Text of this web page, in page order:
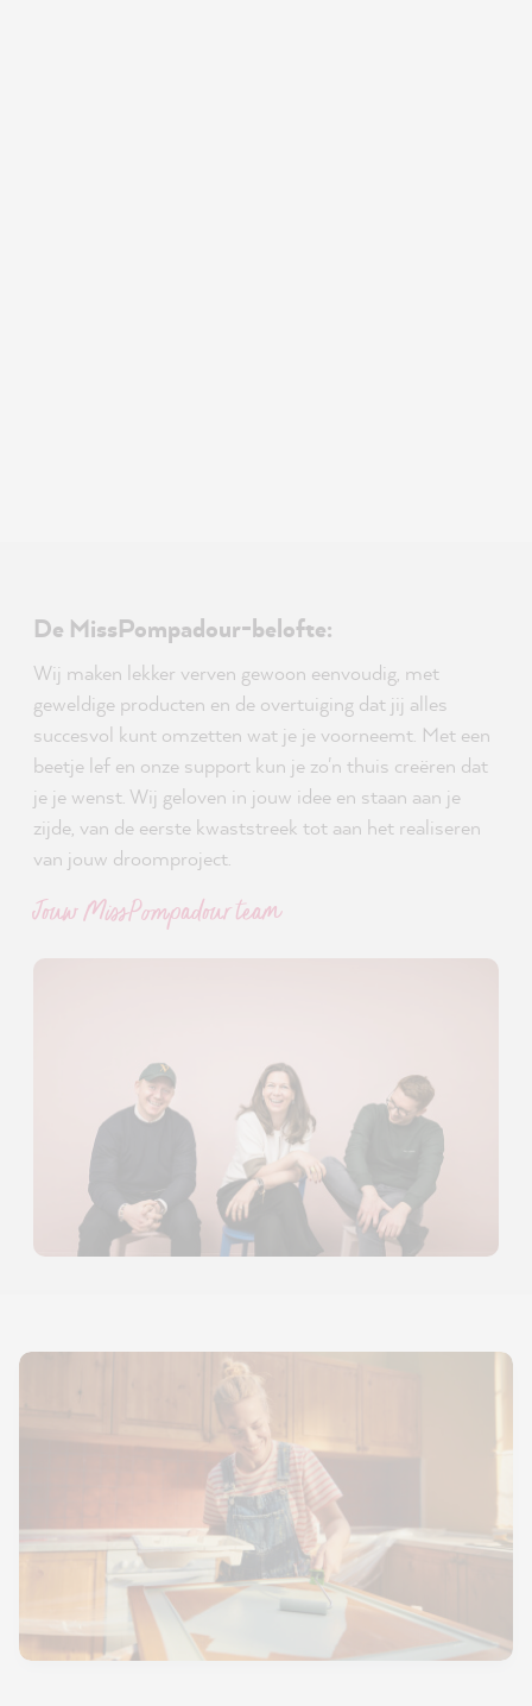
De MissPompadour-belofte:
Wij maken lekker verven gewoon eenvoudig, met
geweldige producten en de overtuiging dat jij alles
succesvol kunt omzetten wat je je voorneemt. Met een
beetje lef en onze support kun je zo'n thuis creëren dat
je je wenst. Wij geloven in jouw idee en staan aan je
zijde, van de eerste kwaststreek tot aan het realiseren
van jouw droomproject.
Jouw MissPompadour team